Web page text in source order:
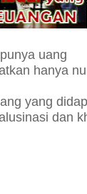
uang
hanya
yang
dan